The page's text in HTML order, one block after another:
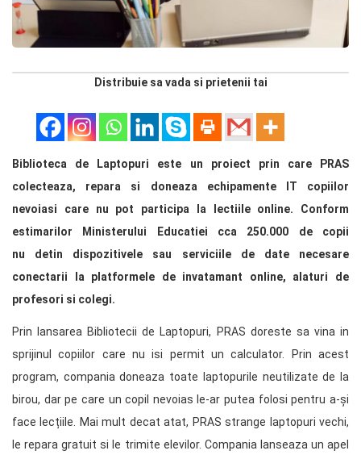
Distribuie sa vada si prietenii tai
Biblioteca de Laptopuri este un proiect prin care PRAS
colecteaza, repara si doneaza echipamente IT copiilor
nevoiasi care nu pot participa la lectiile online. Conform
estimarilor Ministerului Educatiei cca 250.000 de copii
nu detin dispozitivele sau serviciile de date necesare
conectarii la platformele de invatamant online, alaturi de
profesori si colegi.
Prin lansarea Bibliotecii de Laptopuri, PRAS doreste sa vina in
sprijinul copiilor care nu isi permit un calculator. Prin acest
program, compania doneaza toate laptopurile neutilizate de la
birou, dar pe care un copil nevoias le-ar putea folosi pentru a-și
face lecțiile. Mai mult decat atat, PRAS strange laptopuri vechi,
le repara gratuit si le trimite elevilor. Compania lanseaza un apel